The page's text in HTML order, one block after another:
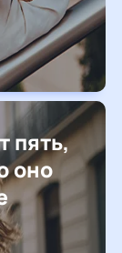
пять,
оно